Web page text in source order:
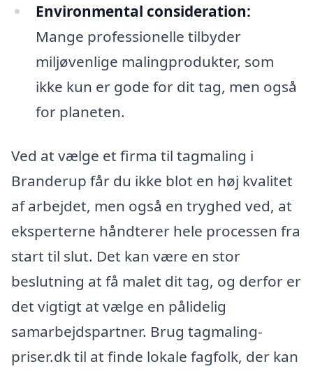
Environmental consideration:
Mange professionelle tilbyder
miljøvenlige malingprodukter, som
ikke kun er gode for dit tag, men også
for planeten.
Ved at vælge et firma til tagmaling i
Branderup får du ikke blot en høj kvalitet
af arbejdet, men også en tryghed ved, at
eksperterne håndterer hele processen fra
start til slut. Det kan være en stor
beslutning at få malet dit tag, og derfor er
det vigtigt at vælge en pålidelig
samarbejdspartner. Brug tagmaling-
priser.dk til at finde lokale fagfolk, der kan